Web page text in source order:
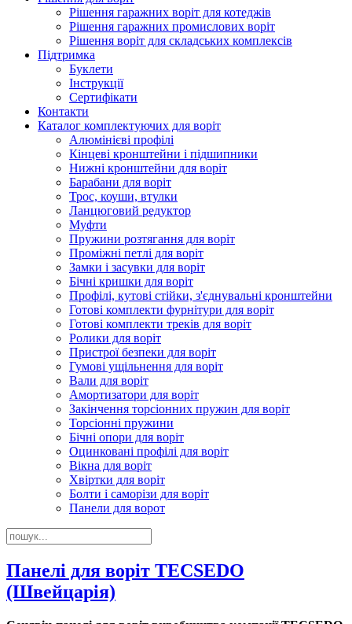
Рішення гаражних воріт для котеджів
Рішення гаражних промислових воріт
Рішення воріт для складських комплексів
Підтримка
Буклети
Інструкції
Сертифікати
Контакти
Каталог комплектуючих для воріт
Алюмінієві профілі
Кінцеві кронштейни і підшипники
Нижні кронштейни для воріт
Барабани для воріт
Трос, коуши, втулки
Ланцюговий редуктор
Муфти
Пружини розтягання для воріт
Проміжні петлі для воріт
Замки і засувки для воріт
Бічні кришки для воріт
Профілі, кутові стійки, з'єднувальні кронштейни
Готові комплекти фурнітури для воріт
Готові комплекти треків для воріт
Ролики для воріт
Пристрої безпеки для воріт
Гумові ущільнення для воріт
Вали для воріт
Амортизатори для воріт
Закінчення торсіонних пружин для воріт
Торсіонні пружини
Бічні опори для воріт
Оцинковані профілі для воріт
Вікна для воріт
Хвіртки для воріт
Болти і саморізи для воріт
Панели для ворот
Панелі для воріт TECSEDO
(Швейцарія)